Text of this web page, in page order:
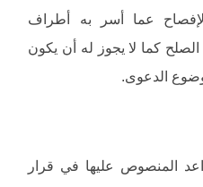
عما أسر به أطراف
كما لا يجوز له أن يكون
الدعوى.
المنصوص عليها في قرار